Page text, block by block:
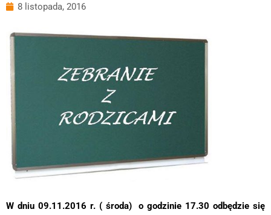
8 listopada, 2016
W dniu 09.11.2016 r. ( środa) o godzinie 17.30odbędzie się